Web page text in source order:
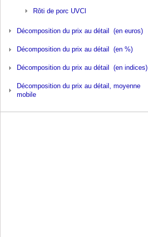
Rôti de porc UVCI
Décomposition du prix au détail (en euros)
Décomposition du prix au détail (en %)
Décomposition du prix au détail (en indices)
Décomposition du prix au détail, moyenne
mobile